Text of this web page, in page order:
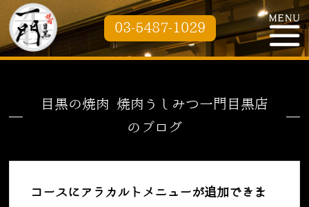
03-5487-1029
目黒の焼肉 焼肉うしみつ一門目黒店
のブログ
コースにアラカルトメニューが追加できま